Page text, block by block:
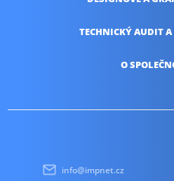
TECHNICKÝ AUDITA
O
info@impnet.cz